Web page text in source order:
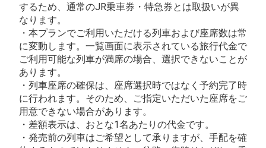
するため、通常のJR乗車券・特急券とは取扱いが異
なります。
・本プランでご利用いただける列車および座席数は常
に変動します。一覧画面に表示されている旅行代金で
ご利用可能な列車が満席の場合、選択できないことが
あります。
・列車座席の確保は、座席選択時ではなく予約完了時
に行われます。そのため、ご指定いただいた座席をご
用意できない場合があります。
・差額表示は、おとな1名あたりの代金です。
・発売前の列車はご希望として承りますが、手配を確